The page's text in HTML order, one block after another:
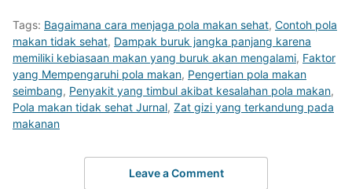
Tags: Bagaimana cara menjaga pola makan sehat, Contoh pola
makan tidak sehat, Dampak buruk jangka panjang karena
memiliki kebiasaan makan yang buruk akan mengalami, Faktor
yang Mempengaruhi pola makan, Pengertian pola makan
seimbang, Penyakit yang timbul akibat kesalahan pola makan,
Pola makan tidak sehat Jurnal, Zat gizi yang terkandung pada
makanan
Leave a Comment